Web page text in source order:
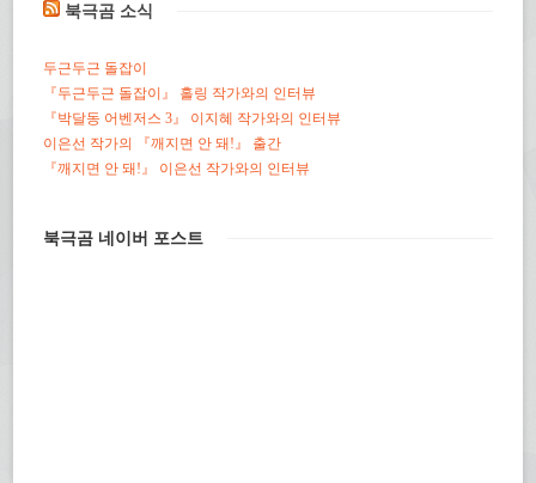
북극곰 소식
두근두근 돌잡이
『두근두근 돌잡이』 홀링 작가와의 인터뷰
『박달동 어벤저스 3』 이지혜 작가와의 인터뷰
이은선 작가의 『깨지면 안 돼!』 출간
『깨지면 안 돼!』 이은선 작가와의 인터뷰
북극곰 네이버 포스트